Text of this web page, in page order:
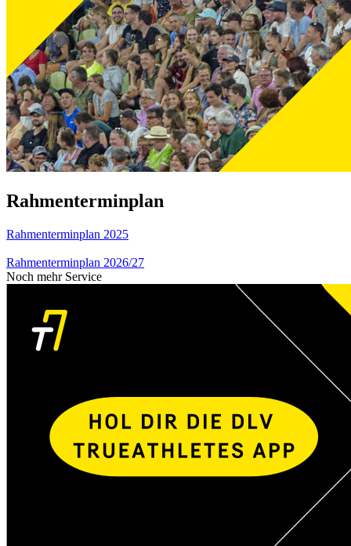
Rahmenterminplan
Rahmenterminplan 2025
Rahmenterminplan 2026/27
Noch mehr Service